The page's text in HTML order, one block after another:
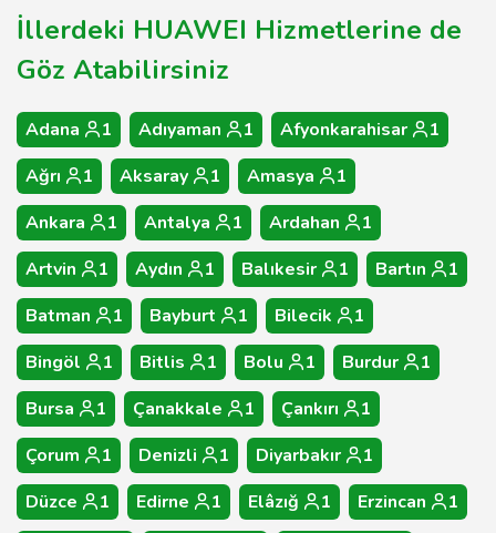
İllerdeki HUAWEI Hizmetlerine de
Göz Atabilirsiniz
Adana 1 Adıyaman 1 Afyonkarahisar
1
Ağrı
1 Aksaray 1 Amasya
1
Ankara
1 Antalya 1 Ardahan
1
Artvin
1 Aydın 1 Balıkesir 1 Bartın
1
Batman
1 Bayburt 1 Bilecik
1
Bingöl
1 Bitlis 1 Bolu 1 Burdur
1
Bursa
1 Çanakkale 1 Çankırı
1
Çorum
1 Denizli 1 Diyarbakır
1
Düzce
1 Edirne 1 Elâzığ 1 Erzincan
1